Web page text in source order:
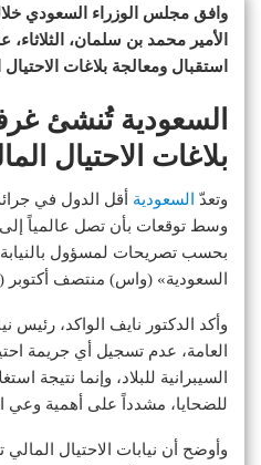
وافق مجلس الوزراء السعودي
الأمير محمد بن سلمان،
استقبال ومعالجة بلاغات
السعودية تُنشئ
بلاغات الاحتيال
وتعدّ السعودية أقل الدول في
بحسب تصريحات لمسؤول بالنيابة
السعودية» (واس) منتصف أكتوبر
وأكد الدكتور نايف الواكد، رئيس
العامة، عدم تسجيل أي جريمة
السيبرانية للبلاد، وإنما نتيجة
للضحايا، مشدداً على أهمية وعي
وأوضح أن نيابات الاحتيال